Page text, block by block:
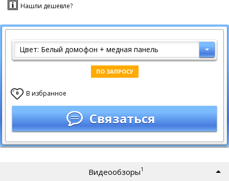
Нашли дешевле?
Цвет: Белый домофон + медная панель
ПО ЗАПРОСУ
0 В избранное
Связаться
Видеообзоры1